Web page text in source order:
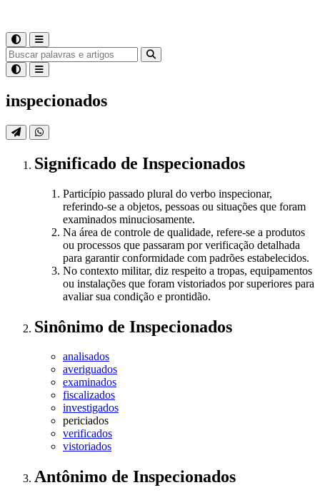
inspecionados
Significado de Inspecionados
Particípio passado plural do verbo inspecionar,
referindo-se a objetos, pessoas ou situações que foram
examinados minuciosamente.
Na área de controle de qualidade, refere-se a produtos
ou processos que passaram por verificação detalhada
para garantir conformidade com padrões estabelecidos.
No contexto militar, diz respeito a tropas, equipamentos
ou instalações que foram vistoriados por superiores para
avaliar sua condição e prontidão.
Sinônimo de Inspecionados
analisados
averiguados
examinados
fiscalizados
investigados
periciados
verificados
vistoriados
Antônimo de Inspecionados